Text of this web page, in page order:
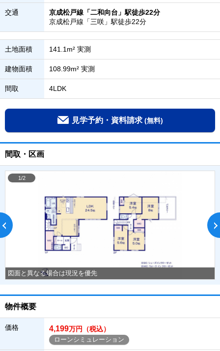
交通
京成松戸線「二和向台」駅徒歩22分
京成松戸線「三咲」駅徒歩22分
土地面積 141.1m² 実測
建物面積 108.99m² 実測
間取 4LDK
見学予約・資料請求 (無料)
間取・区画
図面と異なる場合は現況を優先
1/2
物件概要
価格 4,199万円（税込）
ローンシミュレーション